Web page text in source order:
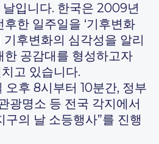
입니다. 한국은 2009년
한 일주일을 ‘기후변화
기후변화의 심각성을 알리
한 공감대를 형성하고자
고 있습니다.
후 8시부터 10분간, 정부
광명소 등 전국 각지에서
구의 날 소등행사”를 진행